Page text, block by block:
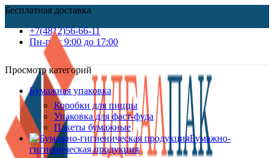
Бесплатная доставка
+7(4812)56-66-11
Пн-пт c 9:00 до 17:00
Просмотр категорий
Бумажная упаковка
Коробки для пиццы
Упаковка для фаст-фуда
Пакеты бумажные
Бумажно-
гигиеническая продукция